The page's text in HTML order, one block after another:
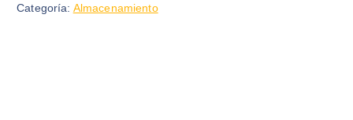
Categoría: Almacenamiento